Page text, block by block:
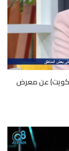
ياكويت) عن معرض